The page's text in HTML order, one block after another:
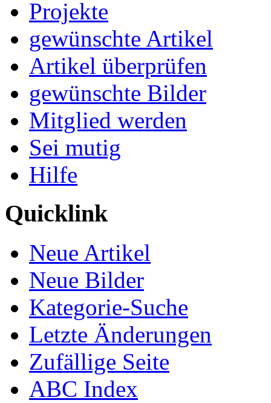
Projekte
gewünschte Artikel
Artikel überprüfen
gewünschte Bilder
Mitglied werden
Sei mutig
Hilfe
Quicklink
Neue Artikel
Neue Bilder
Kategorie-Suche
Letzte Änderungen
Zufällige Seite
ABC Index